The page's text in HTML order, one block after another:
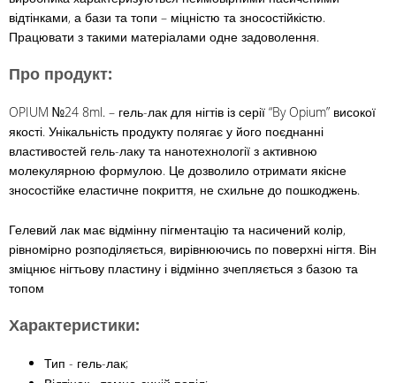
відтінками, а бази та топи – міцністю та зносостійкістю.
Працювати з такими матеріалами одне задоволення.
Про продукт:
OPIUM №24 8ml. – гель-лак для нігтів із серії “By Opium” високої
якості. Унікальність продукту полягає у його поєднанні
властивостей гель-лаку та нанотехнології з активною
молекулярною формулою. Це дозволило отримати якісне
зносостійке еластичне покриття, не схильне до пошкоджень.
Гелевий лак має відмінну пігментацію та насичений колір,
рівномірно розподіляється, вирівнюючись по поверхні нігтя. Він
зміцнює нігтьову пластину і відмінно зчепляється з базою та
топом
Характеристики:
Тип - гель-лак;